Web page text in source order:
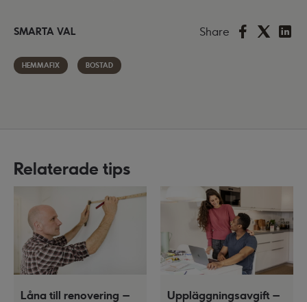
SMARTA VAL Share
HEMMAFIX BOSTAD
Relaterade tips
Låna till renovering –
Uppläggningsavgift –